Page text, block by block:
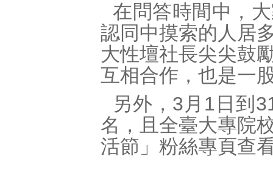
在問答時間中，
認同中摸索的人居
大性壇社長尖尖鼓
互相合作，也是一
另外，3月1日到
名，且全臺大專院
活節」粉絲專頁查